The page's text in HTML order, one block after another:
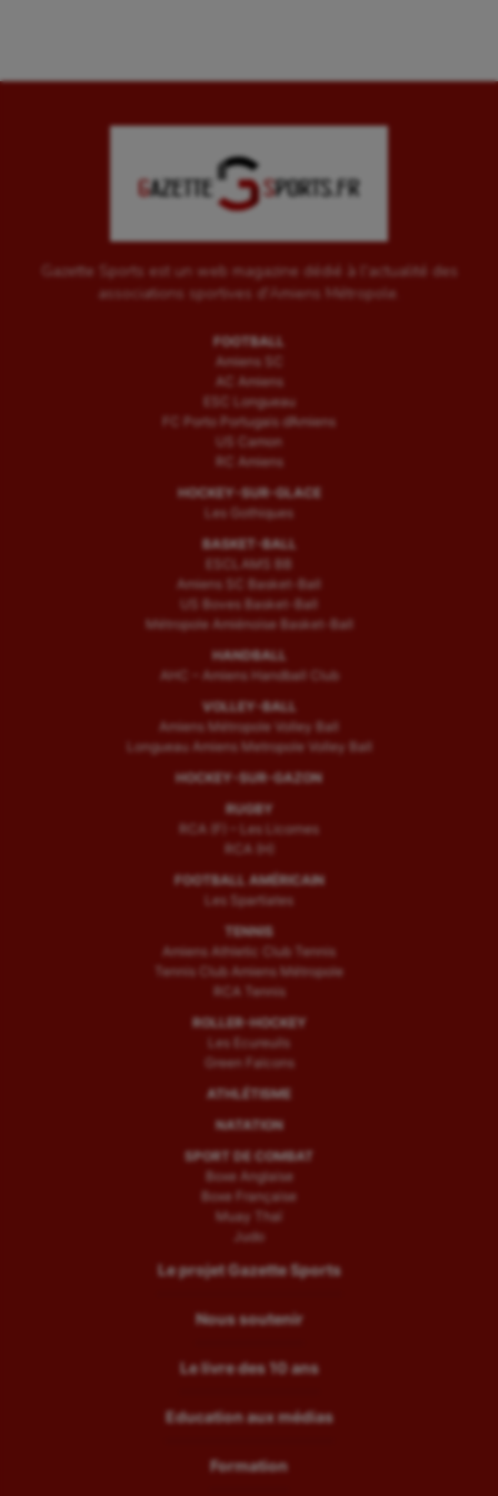
Sarbacane
Sauvetage sportif
Sport adapté
Sport-entreprise
Triathlon
Ultimate frisbee
Wakeboard
Gazette Sports est un web magazine dédié à l'actualité des
associations sportives d'Amiens Métropole.
FOOTBALL
Amiens SC
AC Amiens
ESC Longueau
FC Porto Portugais d’Amiens
US Camon
RC Amiens
HOCKEY-SUR-GLACE
Les Gothiques
BASKET-BALL
ESCLAMS BB
Amiens SC Basket-Ball
US Boves Basket-Ball
Métropole Amiénoise Basket-Ball
HANDBALL
AHC – Amiens Handball Club
VOLLEY-BALL
Amiens Métropole Volley Ball
Longueau Amiens Metropole Volley Ball
HOCKEY-SUR-GAZON
RUGBY
RCA (F) – Les Licornes
RCA (H)
FOOTBALL AMÉRICAIN
Les Spartiates
TENNIS
Amiens Athletic Club Tennis
Tennis Club Amiens Métropole
RCA Tennis
ROLLER-HOCKEY
Les Ecureuils
Green Falcons
ATHLÉTISME
NATATION
SPORT DE COMBAT
Boxe Anglaise
Boxe Française
Muay Thaï
Judo
Le projet Gazette Sports
Nous soutenir
Le livre des 10 ans
Education aux médias
Formation